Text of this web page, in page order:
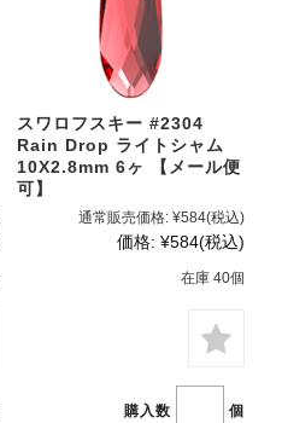
スワロフスキー #2304
Rain Drop ライトシャム
10X2.8mm 6ヶ 【メール便
可】
通常販売価格: ¥584(税込)
価格: ¥584(税込)
在庫 40個
購入数 個